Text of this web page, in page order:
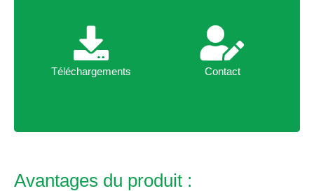
Téléchargements Contact
Téléchargements Contact
Avantages du produit :